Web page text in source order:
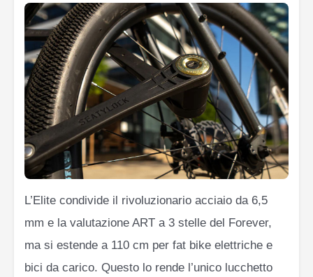
L’Elite condivide il rivoluzionario acciaio da 6,5
mm e la valutazione ART a 3 stelle del Forever,
ma si estende a 110 cm per fat bike elettriche e
bici da carico. Questo lo rende l’unico lucchetto